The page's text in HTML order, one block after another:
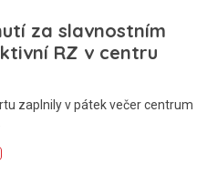
za slavnostním
RZ v centru
zaplnily v pátek večer centrum